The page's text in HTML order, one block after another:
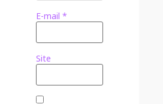
E-mail *
Site